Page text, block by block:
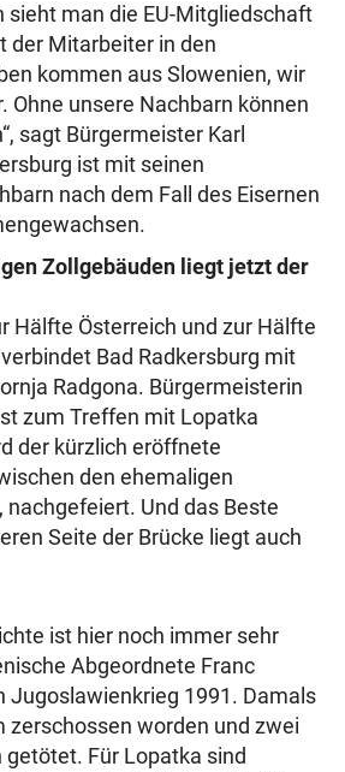
sieht man die EU-Mitgliedschaft
der Mitarbeiter in den
kommen aus Slowenien, wir
Ohne unsere Nachbarn können
sagt Bürgermeister Karl
ist mit seinen
nach dem Fall des Eisernen
Zollgebäuden liegt jetzt der
Hälfte Österreich und zur Hälfte
Bad Radkersburg mit
Radgona. Bürgermeisterin
zum Treffen mit Lopatka
der kürzlich eröffnete
den ehemaligen
Und das Beste
Seite der Brücke liegt auch
ist hier noch immer sehr
Abgeordnete Franc
Jugoslawienkrieg 1991. Damals
zerschossen worden und zwei
Für Lopatka sind